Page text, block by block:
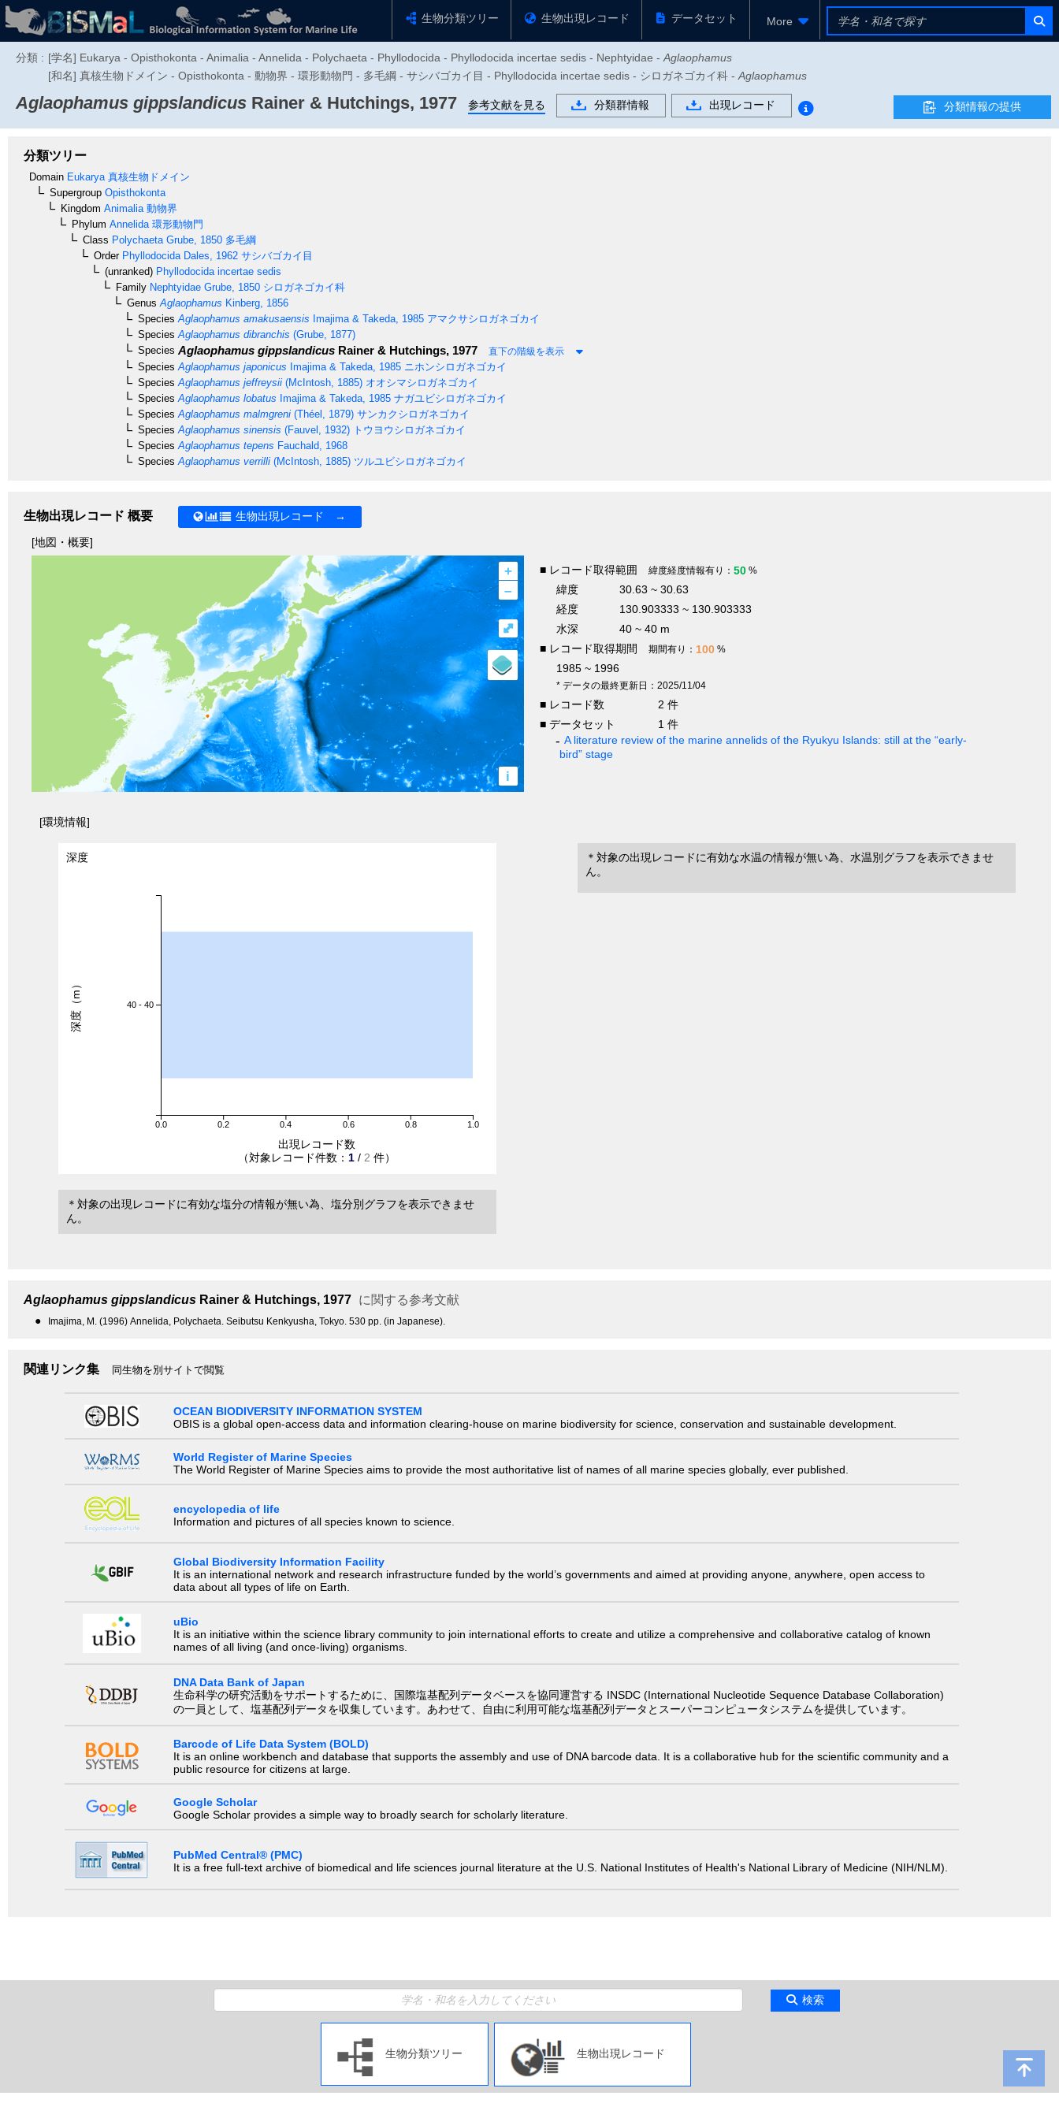
生物分類ツリー 生物出現レコード データセット More
分類 : [学名] Eukarya - Opisthokonta - Animalia - Annelida - Polychaeta - Phyllodocida - Phyllodocida incertae sedis - Nephtyidae - Aglaophamus
[和名] 真核生物ドメイン - Opisthokonta - 動物界 - 環形動物門 - 多毛綱 - サシバゴカイ目 - Phyllodocida incertae sedis - シロガネゴカイ科 - Aglaophamus
Aglaophamus gippslandicus Rainer & Hutchings, 1977 参考文献を見る 分類群情報 出現レコード 分類情報の提供
分類ツリー
Domain Eukarya 真核生物ドメイン
Supergroup Opisthokonta
Kingdom Animalia 動物界
Phylum Annelida 環形動物門
Class Polychaeta Grube, 1850 多毛綱
OrderPhyllodocida Dales, 1962 サシバゴカイ目
(unranked) Phyllodocida incertae sedis
Family Nephtyidae Grube, 1850 シロガネゴカイ科
Genus Aglaophamus Kinberg, 1856
Species Aglaophamus amakusaensis Imajima & Takeda, 1985 アマクサシロガネゴカイ
Species Aglaophamus dibranchis (Grube, 1877)
Species Aglaophamus gippslandicus Rainer & Hutchings, 1977 直下の階級を表示
Species Aglaophamus japonicus Imajima & Takeda, 1985 ニホンシロガネゴカイ
Species Aglaophamus jeffreysii (McIntosh, 1885) オオシマシロガネゴカイ
Species Aglaophamus lobatus Imajima & Takeda, 1985 ナガユビシロガネゴカイ
Species Aglaophamus malmgreni (Théel, 1879) サンカクシロガネゴカイ
Species Aglaophamus sinensis (Fauvel, 1932) トウヨウシロガネゴカイ
Species Aglaophamus tepens Fauchald, 1968
Species Aglaophamus verrilli (McIntosh, 1885) ツルユビシロガネゴカイ
生物出現レコード 概要 生物出現レコード →
[地図・概要]
+
–
i
⤢
■ レコード取得範囲 緯度経度情報有り： 50 %
緯度
30.63 ~ 30.63
経度
130.903333 ~ 130.903333
水深
40 ~ 40 m
■ レコード取得期間
期間有り： 100 %
1985 ~ 1996
* データの最終更新日：2025/11/04
■ レコード数
2 件
■ データセット
1 件
A literature review of the marine annelids of the Ryukyu Islands: still at the “early-
bird” stage
[環境情報]
深度
0.0 0.2 0.4 0.6 0.8 1.0
40 - 40
出現レコード数
（対象レコード件数： 1 / 2 件）
深度（m）
＊対象の出現レコードに有効な水温の情報が無い為、水温別グラフを表示できませ
ん。
＊対象の出現レコードに有効な塩分の情報が無い為、塩分別グラフを表示できませ
ん。
Aglaophamus gippslandicus Rainer & Hutchings, 1977 に関する参考文献
● Imajima, M. (1996) Annelida, Polychaeta. Seibutsu Kenkyusha, Tokyo. 530 pp. (in Japanese).
関連リンク集 同生物を別サイトで閲覧
OCEAN BIODIVERSITY INFORMATION SYSTEM
OBIS is a global open-access data and information clearing-house on marine biodiversity for science, conservation and sustainable development.
World Register of Marine Species
The World Register of Marine Species aims to provide the most authoritative list of names of all marine species globally, ever published.
encyclopedia of life
Information and pictures of all species known to science.
Global Biodiversity Information Facility
It is an international network and research infrastructure funded by the world’s governments and aimed at providing anyone, anywhere, open access to
data about all types of life on Earth.
uBio
It is an initiative within the science library community to join international efforts to create and utilize a comprehensive and collaborative catalog of known
names of all living (and once-living) organisms.
DNA Data Bank of Japan
生命科学の研究活動をサポートするために、国際塩基配列データベースを協同運営する INSDC (International Nucleotide Sequence Database Collaboration)
の一員として、塩基配列データを収集しています。あわせて、自由に利用可能な塩基配列データとスーパーコンピュータシステムを提供しています。
Barcode of Life Data System (BOLD)
It is an online workbench and database that supports the assembly and use of DNA barcode data. It is a collaborative hub for the scientific community and a
public resource for citizens at large.
Google Scholar
Google Scholar provides a simple way to broadly search for scholarly literature.
PubMed Central® (PMC)
It is a free full-text archive of biomedical and life sciences journal literature at the U.S. National Institutes of Health's National Library of Medicine (NIH/NLM).
検索
生物分類ツリー 生物出現レコード